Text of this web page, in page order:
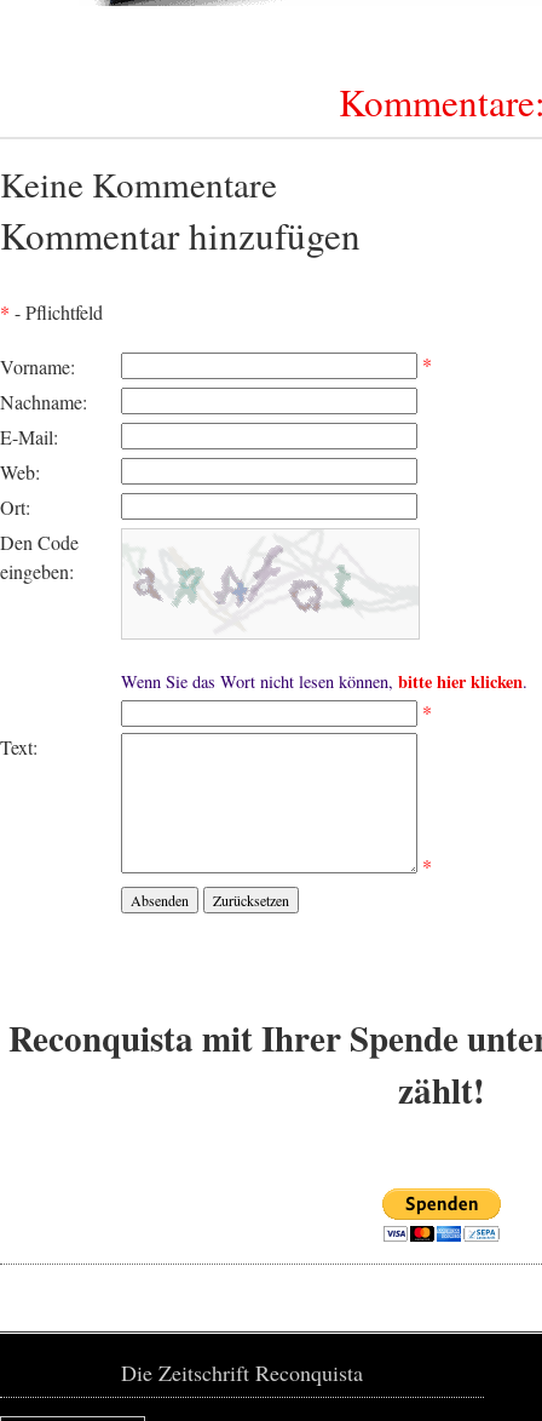
Keine Kommentare
Kommentar hinzufügen
* - Pflichtfeld
Vorname:
*
Nachname:
E-Mail:
Web:
Ort:
Den Code
eingeben:
Wenn Sie das Wort nicht lesen können, bitte hier klicken.
*
Text:
*
Reconquista mit Ihrer Spende
zählt!
Die Zeitschrift Reconquista